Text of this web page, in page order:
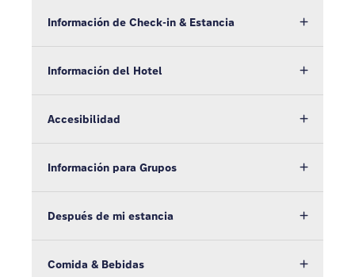
Información de Check-in & Estancia
Información del Hotel
Accesibilidad
Información para Grupos
Después de mi estancia
Comida & Bebidas